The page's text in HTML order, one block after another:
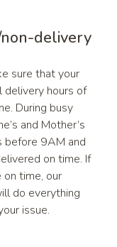
delivery
sure that your
delivery hours of
During busy
and Mother’s
before 9AM and
on time. If
time, our
do everything
issue.